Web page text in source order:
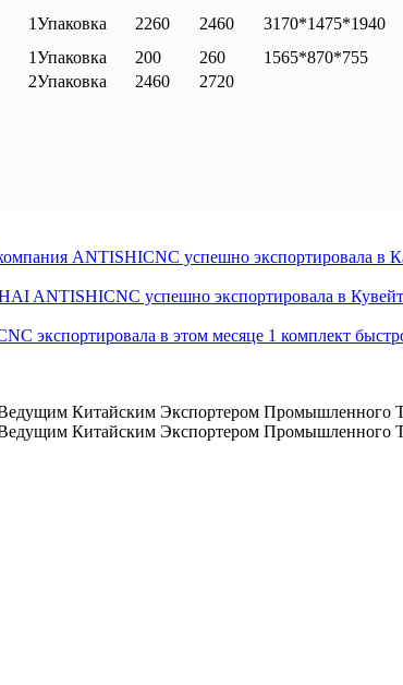
1Упаковка 2260 2460 3170*1475*1940
1Упаковка 200 260 1565*870*755
2Упаковка 2460 2720
ANTISHICNC успешно экспортировала в
ANTISHICNC успешно экспортировала в
экспортировала в этом месяце 1 комплект
Китайским Экспортером Промышленного
Китайским Экспортером Промышленного